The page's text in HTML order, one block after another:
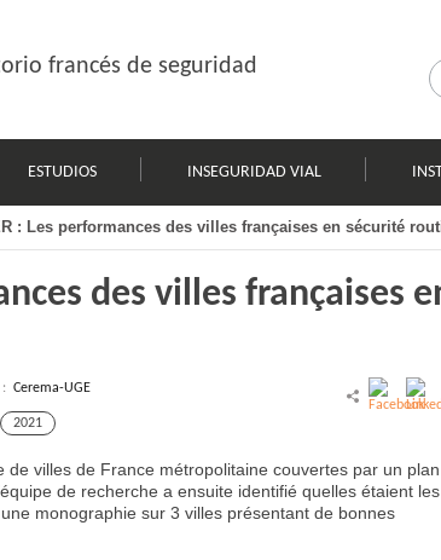
francés de seguridad
ESTUDIOS INSEGURIDAD VIAL
: Les performances des villes françaises en sécurité
des villes françaises
: Cerema-UGE
2021
villes de France métropolitaine couvertes par un
de recherche a ensuite identifié quelles étaient les
monographie sur 3 villes présentant de bonnes